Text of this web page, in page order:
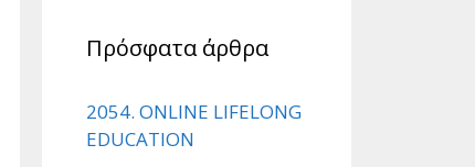
Πρόσφατα άρθρα
2054. ONLINE LIFELONG
EDUCATION